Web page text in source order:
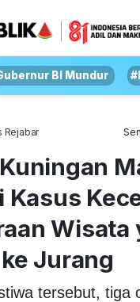
BI Mundur
Rejabar
Kasus
Wisata
Jurang
tersebut, tiga